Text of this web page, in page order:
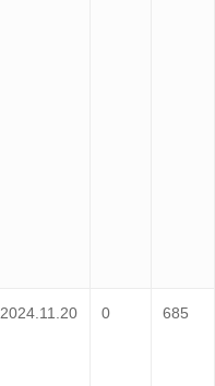
2024.11.20 0 685